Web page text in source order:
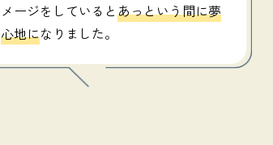
メージをしているとあっという間に夢
心地になりました。